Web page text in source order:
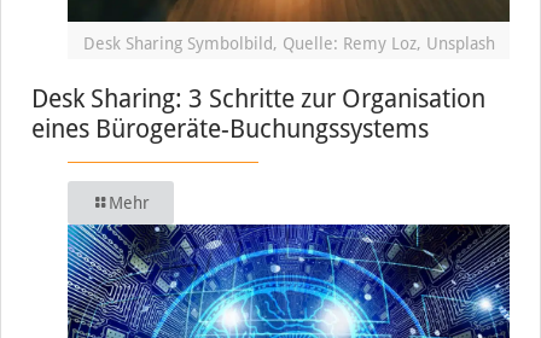
Desk Sharing Symbolbild, Quelle: Remy Loz, Unsplash
Desk Sharing: 3 Schritte zur Organisation
eines Bürogeräte-Buchungssystems
Mehr